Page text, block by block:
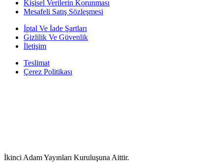
Kişisel Verilerin Korunması
Mesafeli Satış Sözleşmesi
İptal Ve İade Şartları
Gizlilik Ve Güvenlik
İletişim
Teslimat
Çerez Politikası
İkinci Adam Yayınları Kuruluşuna Aittir.